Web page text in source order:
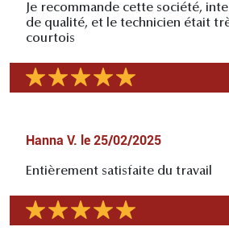
Je recommande cette société,
de qualité, et le technicien était
courtois
Hanna V. le 25/02/2025
Entièrement satisfaite du travail